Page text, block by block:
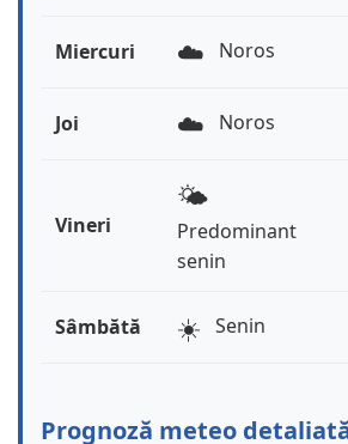
Miercuri ☁️ Noros
Joi ☁️ Noros
Vineri
🌤️
Predominant
senin
Sâmbătă ☀️ Senin
Prognoză meteo